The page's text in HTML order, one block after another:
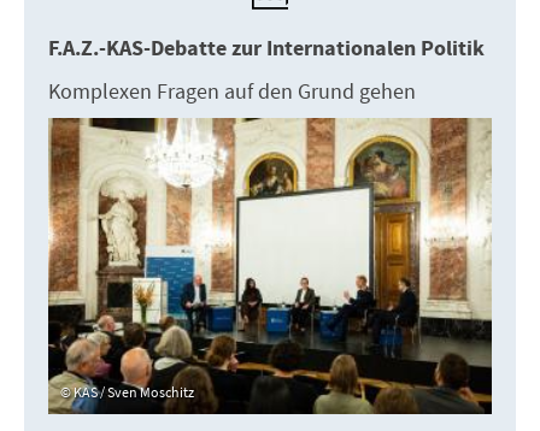
F.A.Z.-KAS-Debatte zur Internationalen Politik
Komplexen Fragen auf den Grund gehen
KAS / Sven Moschitz